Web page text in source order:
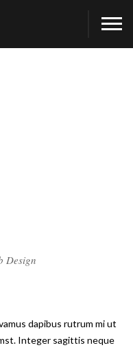
Design
dapibus rutrum mi ut
Integer sagittis neque